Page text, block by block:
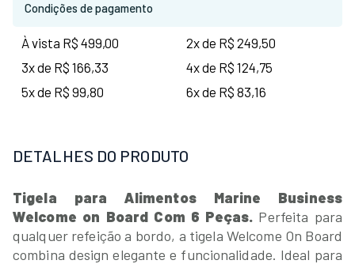
Condições de pagamento
À vista R$ 499,00
2x de R$ 249,50
3x de R$ 166,33
4x de R$ 124,75
5x de R$ 99,80
6x de R$ 83,16
DETALHES DO PRODUTO
Tigela para Alimentos Marine Business
Welcome on Board Com 6 Peças. Perfeita para
qualquer refeição a bordo, a tigela Welcome On Board
combina design elegante e funcionalidade. Ideal para